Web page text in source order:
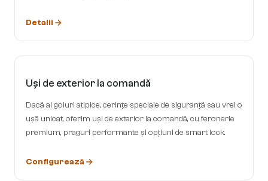
Detalii
Uși de exterior la comandă
Dacă ai goluri atipice, cerințe speciale de siguranță sau vrei o
ușă unicat, oferim uși de exterior la comandă, cu feronerie
premium, praguri performante și opțiuni de smart lock.
Configurează